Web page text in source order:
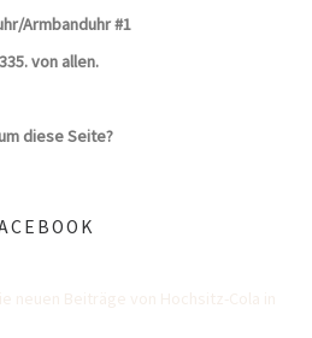
Armbanduhr #1
von allen.
diese Seite?